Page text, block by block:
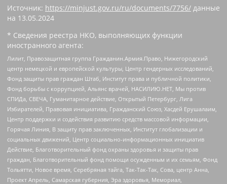
Источник: https://minjust.gov.ru/ru/documents/7756/ данные
на 13.05.2024
* Сведения реестра НКО, выполняющих функции
иностранного агента:
Лилит, Правозащитная группа Гражданин.Армия.Право, Нижегородский
центр немецкой и европейской культуры, Центр гендерных исследований,
Фонд защиты прав граждан Штаб, Институт права и публичной политики,
Фонд борьбы с коррупцией, Альянс врачей, НАСИЛИЮ.НЕТ, Мы против
СПИДа, СВЕЧА, Гуманитарное действие, Открытый Петербург, Лига
Избирателей, Правовая инициатива, Гражданский Союз, Хасдей Ерушалаим,
Центр поддержки и содействия развитию средств массовой информации,
Горячая Линия, В защиту прав заключенных, Институт глобализации и
социальных движений, Центр социально-информационных инициатив
Действие, Благотворительный фонд охраны здоровья и защиты прав
граждан, Благотворительный фонд помощи осужденным и их семьям, Фонд
Тольятти, Новое время, Серебряная тайга, Так-Так-Так, Сова, центр Анна,
Проект Апрель, Самарская губерния, Эра здоровья, Мемориал,